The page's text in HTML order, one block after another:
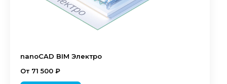
nanoCAD BIM Электро
От 71 500 ₽